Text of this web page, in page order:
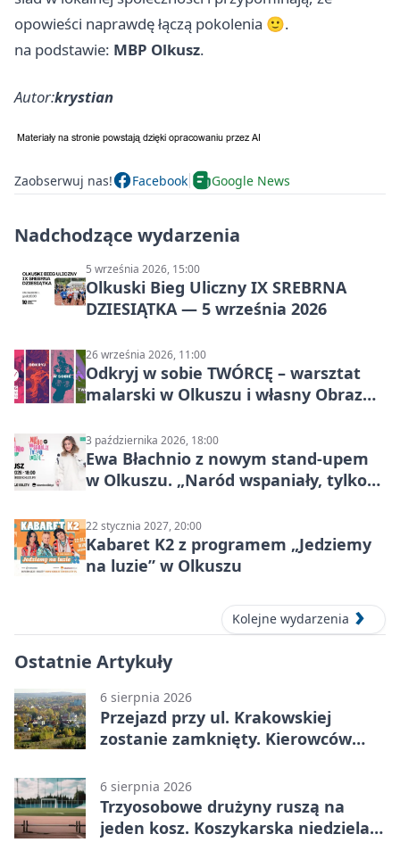
opowieści naprawdę łączą pokolenia 🙂.
na podstawie: MBP Olkusz.
Autor:krystian
Zaobserwuj nas! Facebook Google News
Nadchodzące wydarzenia
5 września 2026, 15:00
Olkuski Bieg Uliczny IX SREBRNA
DZIESIĄTKA — 5 września 2026
26 września 2026, 11:00
Odkryj w sobie TWÓRCĘ – warsztat
malarski w Olkuszu i własny Obraz
3 października 2026, 18:00
Ewa Błachnio z nowym stand-upem
w Olkuszu. „Naród wspaniały, tylko
22 stycznia 2027, 20:00
Kabaret K2 z programem „Jedziemy
na luzie” w Olkuszu
Kolejne wydarzenia
Ostatnie Artykuły
6 sierpnia 2026
Przejazd przy ul. Krakowskiej
zostanie zamknięty. Kierowców
6 sierpnia 2026
Trzyosobowe drużyny ruszą na
jeden kosz. Koszykarska niedziela